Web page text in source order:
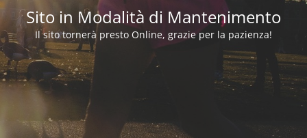
Sito in Modalità di Mantenimento
Il sito tornerà presto Online, grazie per la pazienza!